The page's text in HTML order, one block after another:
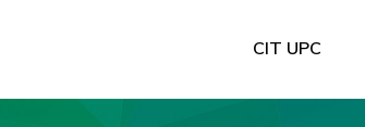
CIT UPC